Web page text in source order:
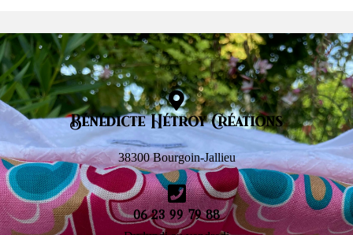
Bénédicte Hétroy Créations
38300 Bourgoin-Jallieu
06 23 99 79 88